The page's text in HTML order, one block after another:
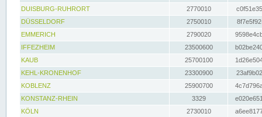
DUISBURG-RUHRORT
2770010
DÜSSELDORF
2750010
EMMERICH
2790020
IFFEZHEIM
23500600
KAUB
25700100
KEHL-KRONENHOF
23300900
KOBLENZ
25900700
KONSTANZ-RHEIN
3329
KÖLN
2730010